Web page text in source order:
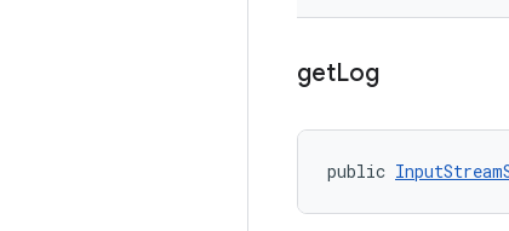
getLog
public